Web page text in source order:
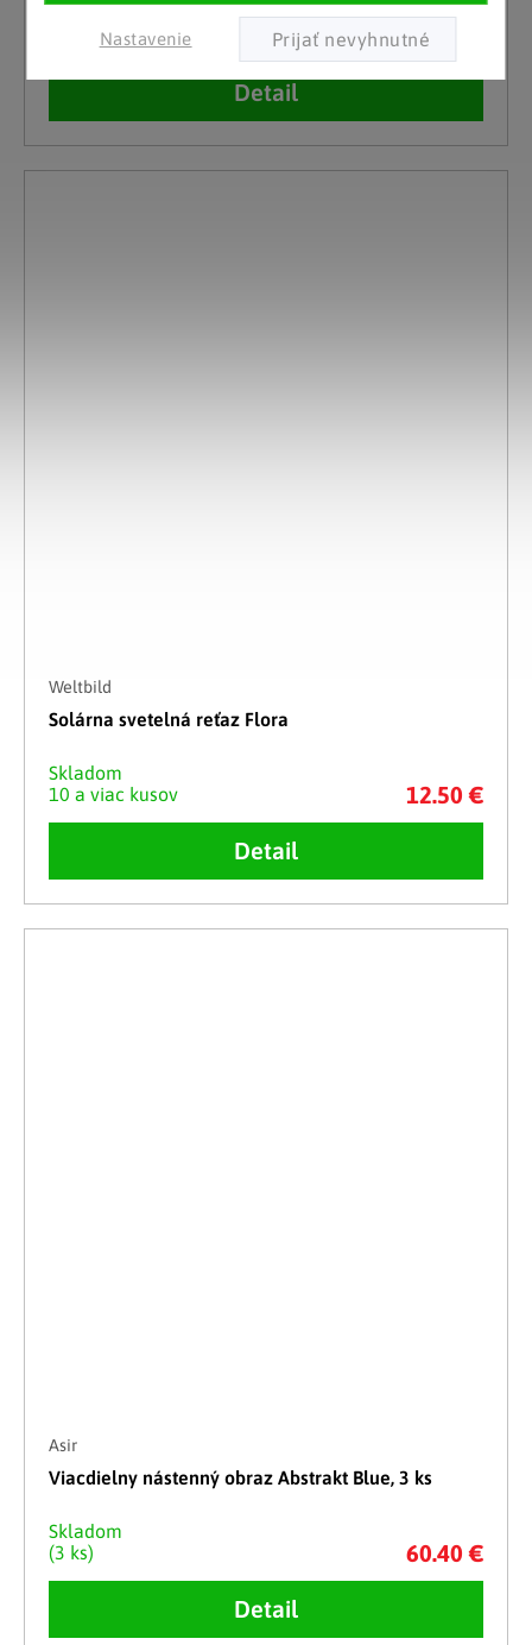
Nastavenie
(10 ks)
10.80 €
Detail
Weltbild
Solárna svetelná reťaz Flora
Skladom
10 a viac kusov
12.50 €
Detail
Asir
Viacdielny nástenný obraz Abstrakt Blue, 3 ks
Skladom
(3 ks)
60.40 €
Detail